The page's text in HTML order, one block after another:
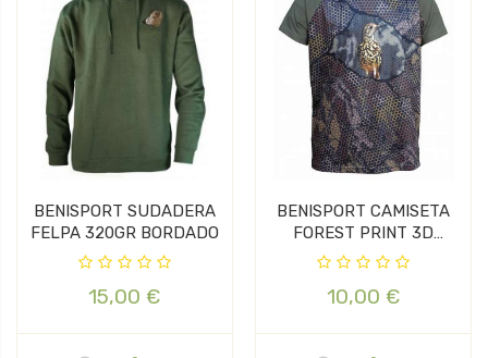
BENISPORT SUDADERA
FELPA 320GR BORDADO
15,00 €
BENISPORT CAMISETA
FOREST PRINT 3D
ZORZAL
10,00 €